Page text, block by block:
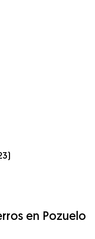
en Pozuelo